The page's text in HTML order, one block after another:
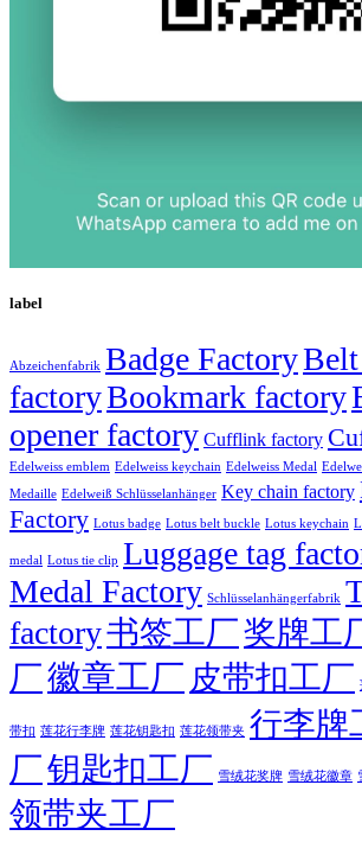
label
Abzeichenfabrik Badge Factory
factoryBookmark factory
opener factory Cufflink factory
Edelweiss emblem Edelweiss keychain Edelweiss Medal
Medaille Edelweiß Schlüsselanhänger Key chain factory
Factory Lotus badge Lotus belt buckle Lotus keychain
medal Lotus tie clip Luggage tag
Medal Factory Schlüsselanhängerfabrik
factory书签工厂奖牌工
厂徽章工厂 皮带扣工厂
带扣 莲花行李牌 莲花钥匙扣 莲花领带夹 行李牌
厂钥匙扣工厂 雪绒花奖牌 雪绒花徽章
领带夹工厂